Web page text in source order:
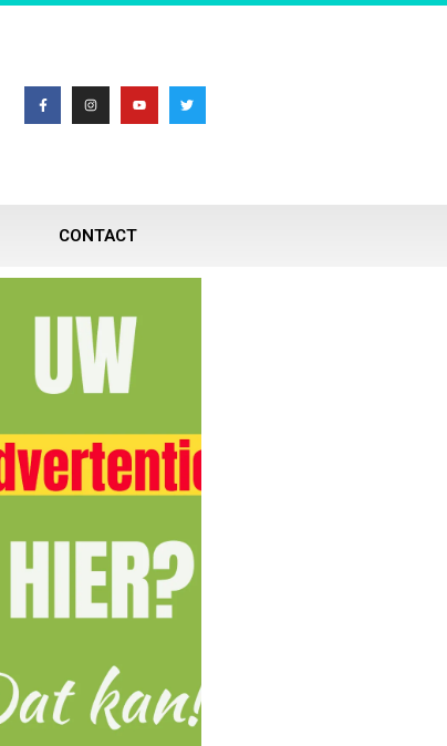
CONTACT